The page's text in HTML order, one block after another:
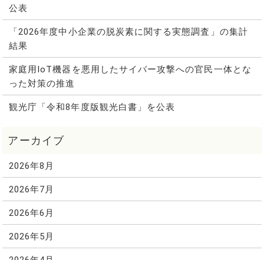
公表
「2026年度中小企業の脱炭素に関する実態調査」の集計
結果
家庭用IoT機器を悪用したサイバー攻撃への官民一体とな
った対策の推進
観光庁「令和8年度版観光白書」を公表
2026年8月
2026年7月
2026年6月
2026年5月